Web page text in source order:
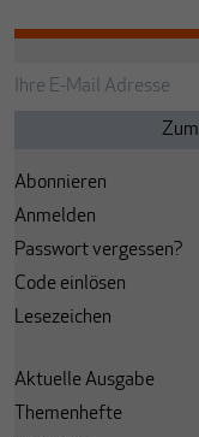
Abonnieren
Anmelden
Passwort vergessen?
Code einlösen
Lesezeichen
Aktuelle Ausgabe
Themenhefte